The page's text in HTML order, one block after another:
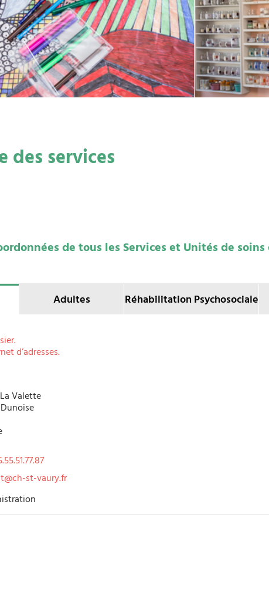
des services
de tous les Services et Unités de
Adultes Réhabilitation Psychosociale
d’adresses.
Valette
st-vaury.fr